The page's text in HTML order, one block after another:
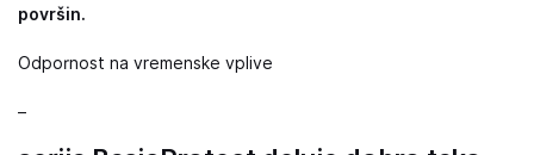
površin.
Odpornost na vremenske vplive
–